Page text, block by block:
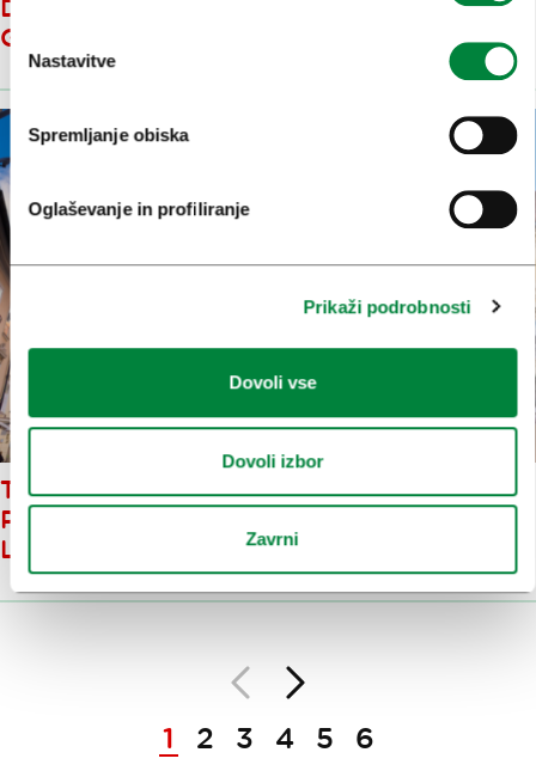
Nastavitve
Spremljanje obiska
Oglaševanje in profiliranje
Prikaži podrobnosti
Dovoli vse
Dovoli izbor
Zavrni
DIGITALNI KONFERENCI DTTT
GLOBAL 2019
TUDI TUJI TURISTI LAHKO
POKLEPETAJO Z ROBOTOM
LJUBOM
NazajNaprej
1
2 3 4 5 6